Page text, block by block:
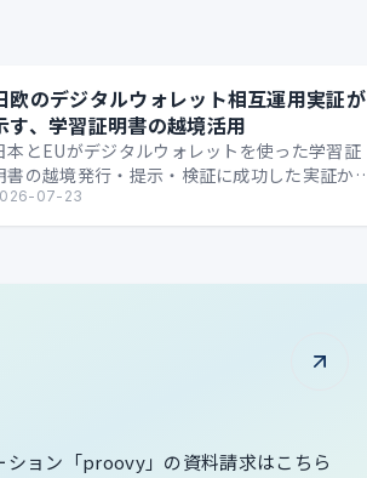
欧のデジタルウォレット相互運用実証が
す、学習証明書の越境活用
本とEUがデジタルウォレットを使った学習証
書の越境発行・提示・検証に成功した実証か
、国境を越えるデジタル証明の可能性を整理し
す。
07-23
ション「proovy」の資料請求はこちら